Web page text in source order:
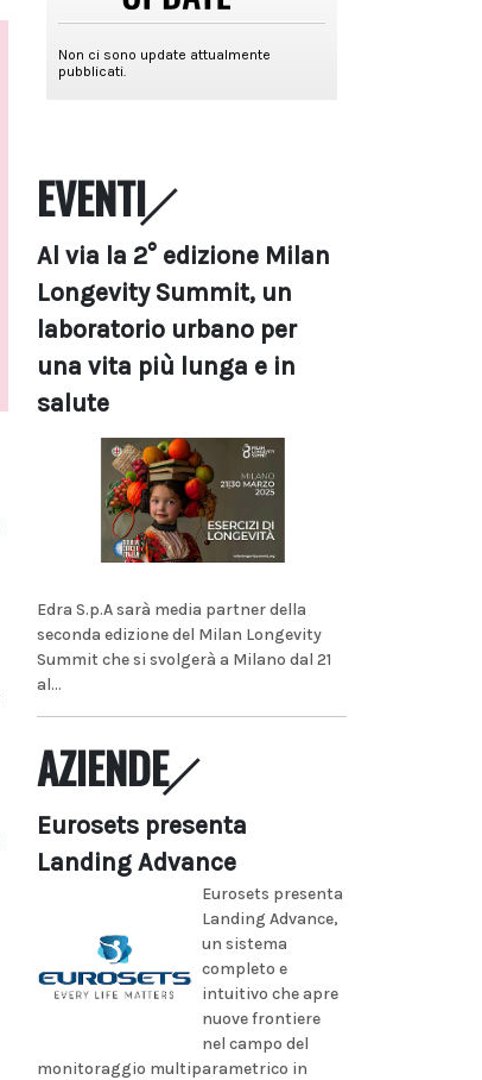
EVENTI
Al via la 2° edizione Milan
Longevity Summit, un
laboratorio urbano per
una vita più lunga e in
salute
Edra S.p.A sarà media partner della
seconda edizione del Milan Longevity
Summit che si svolgerà a Milano dal 21
al...
AZIENDE
Eurosets presenta
Landing Advance
Eurosets presenta
Landing Advance,
un sistema
completo e
intuitivo che apre
nuove frontiere
nel campo del
monitoraggio multiparametrico in